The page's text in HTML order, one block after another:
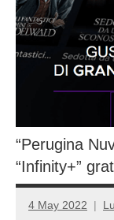
“Perugina
“Infinity+”
4 May 2022